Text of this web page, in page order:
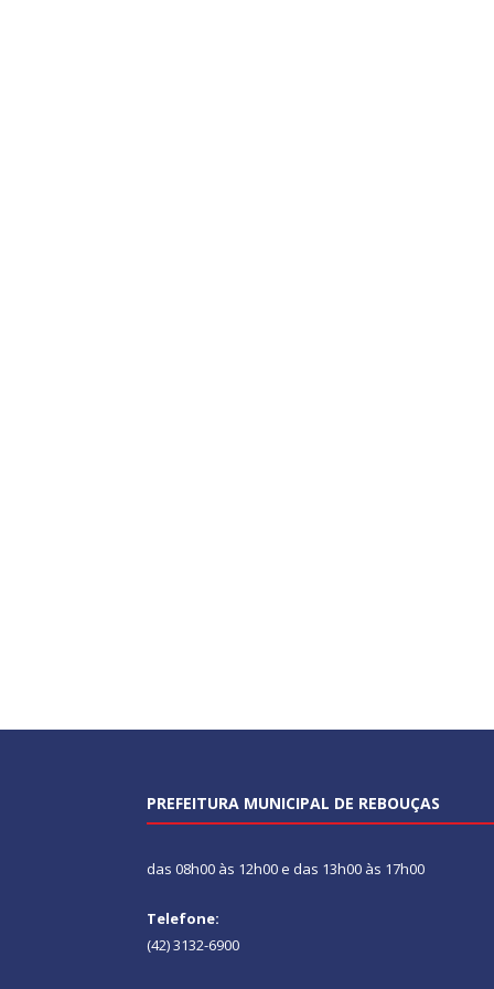
PREFEITURA MUNICIPAL DE REBOUÇAS
das 08h00 às 12h00 e das 13h00 às 17h00
Telefone:
(42) 3132-6900